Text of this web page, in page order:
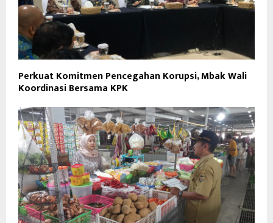
Perkuat Komitmen Pencegahan Korupsi, Mbak Wali
Koordinasi Bersama KPK